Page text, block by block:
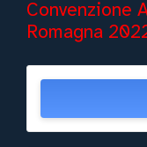
Convenzione
Romagna